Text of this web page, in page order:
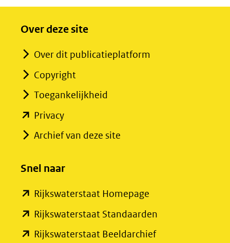
Over deze site
Over dit publicatieplatform
Copyright
Toegankelijkheid
Privacy(opent
in
venster)
naar
een
andere
Archief van deze site
Snel naar
Rijkswaterstaat Homepage
in
Rijkswaterstaat Standaarden
Rijkswaterstaat Beeldarchief(opent